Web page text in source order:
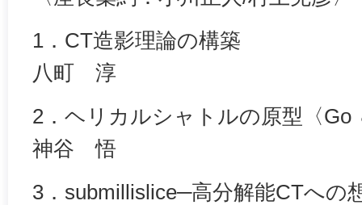
1．CT造影理論の構築
八町 淳
2．ヘリカルシャトルの原型〈Go
神谷 悟
3．submillislice─高分解能CTへの